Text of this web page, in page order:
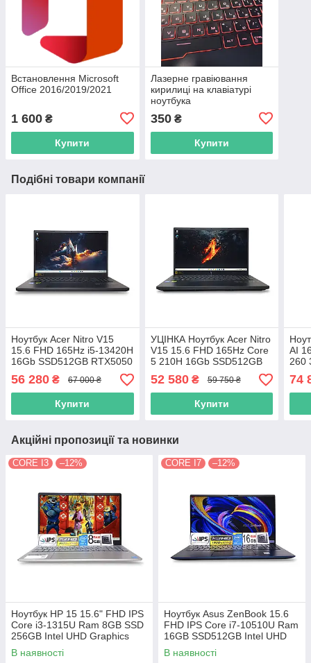
Встановлення Microsoft
Office 2016/2019/2021
1 600 ₴
Купити
Лазерне гравіювання
кирилиці на клавіатурі
ноутбука
350₴
Купити
Подібні товари компанії
Ноутбук Acer Nitro V15
15.6 FHD 165Hz i5-13420H
16Gb SSD512GB RTX5050
8GB ANV15-52
(NH.U1PAA.004) 12451
56 280 ₴ 67 000 ₴
Купити
УЦІНКА Ноутбук Acer Nitro
V15 15.6 FHD 165Hz Core
5 210H 16Gb SSD512GB
RTX 4050 6GB ANV15-52-
58P7 (NH.U0NAA.008)
13067
52 580₴ 59 750 ₴
Купити
AI
260
74
Акційні пропозиції та новинки
CORE I3 –12%
Ноутбук HP 15 15.6" FHD IPS
Сore i3-1315U Ram 8GB SSD
256GB Intel UHD Graphics
В наявності
CORE I7 –12%
Ноутбук Asus ZenBook 15.6
FHD IPS Core i7-10510U Ram
16GB SSD512GB Intel UHD
Graphics
В наявності